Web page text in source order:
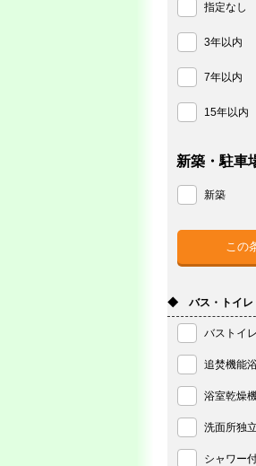
指定なし
3年以内
7年以内
15年以内
新築・駐車
新築
◆ バス・トイレ
バストイ
追焚機能
浴室乾燥
洗面所独立
シャワー